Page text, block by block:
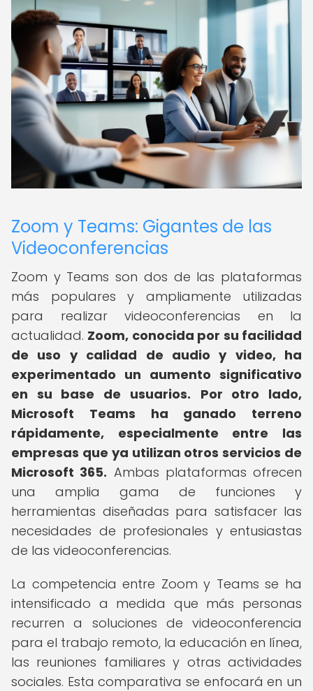
Zoom y Teams: Gigantes de las
Videoconferencias
Zoom y Teams son dos de las plataformas
más populares y ampliamente utilizadas
para realizar videoconferencias en la
actualidad. Zoom, conocida por su facilidad
de uso y calidad de audio y video, ha
experimentado un aumento significativo
en su base de usuarios.
Por otro lado,
Microsoft Teams ha ganado terreno
rápidamente, especialmente entre las
empresas que ya utilizan otros servicios de
Microsoft 365. Ambas plataformas ofrecen
una amplia gama de funciones y
herramientas diseñadas para satisfacer las
necesidades de profesionales y entusiastas
de las videoconferencias.
La competencia entre Zoom y Teams se ha
intensificado a medida que más personas
recurren a soluciones de videoconferencia
para el trabajo remoto, la educación en línea,
las reuniones familiares y otras actividades
sociales. Esta comparativa se enfocará en un